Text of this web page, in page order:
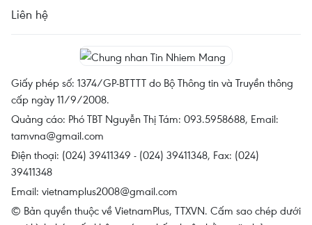
Liên hệ
Giấy phép số: 1374/GP-BTTTT do Bộ Thông tin và Truyền thông
cấp ngày 11/9/2008.
Quảng cáo: Phó TBT Nguyễn Thị Tám: 093.5958688, Email:
tamvna@gmail.com
Điện thoại: (024) 39411349 - (024) 39411348, Fax: (024)
39411348
Email: vietnamplus2008@gmail.com
© Bản quyền thuộc về VietnamPlus, TTXVN. Cấm sao chép dưới